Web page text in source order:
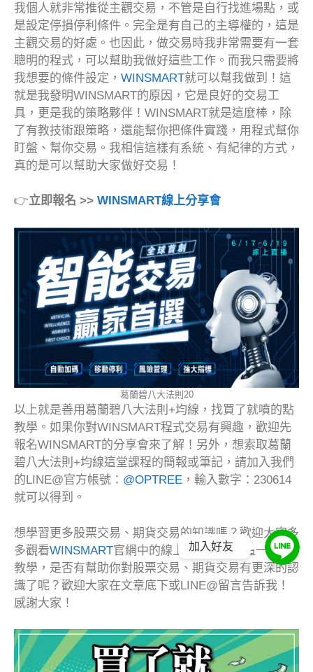
我個人就非常推從主觀交易，不管是自行找進場點，或
是設定停損停利條件。完全是有自己的主導權的，這是
主觀交易的好處。也因此，做交易時我非常需要有一套
聰明的程式，可以幫助我做好這些工作。而我只需要將
我想要的條件設定， WINSMART就可以幫我做到！這
就是我發明WINSMART的原因，它是良好的交易工
具，更是我的策略夥伴！WINSMART就是這麼棒，除
了有教技術跟策略，還能幫你把條件實踐，用程式幫你
盯盤、幫你交易。我相信這樣有系統、有紀律的方式，
真的是可以幫助大家做好交易！
👉立即報名 >> WINSMART線上分享會
葛蘭碧八大法則20
以上就是善用葛蘭碧八大法則+均線，找買了就噴的點
教學。如果你對WINSMART程式交易有興趣，歡迎先
報名WINSMART的分享會來了解！另外，想索取葛蘭
碧八大法則+均線這堂課程的簡報或筆記，請加入我們
的LINE@官方帳號： @OPTREE ，輸入數字：230614
就可以得到。
想學習更多股票交易、期貨交易的知識嗎？歡迎大家多
多觀看WINSMART官網中的線上教學。透過這一期的
教學，是否有幫助你對股票交易、期貨交易有更深的認
識了呢？歡迎大家在文章底下或LINE@留言告訴我！
感謝大家！
加入好友